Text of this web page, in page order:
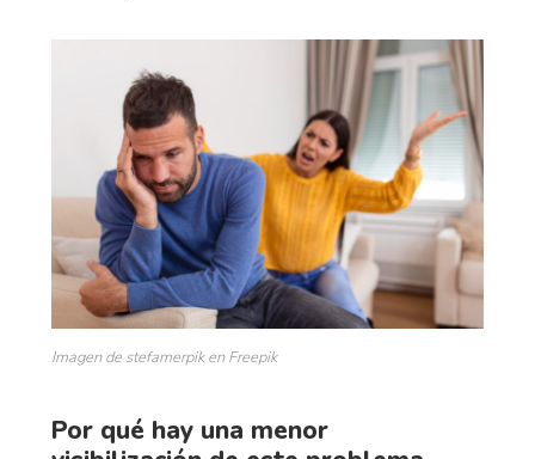
Imagen de stefamerpik en Freepik
Por qué hay una menor